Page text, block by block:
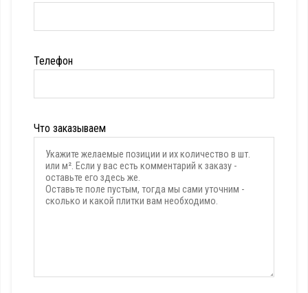
Телефон
Что заказываем